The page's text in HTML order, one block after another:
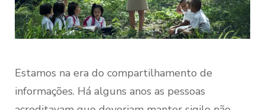
Estamos na era do compartilhamento de
informações. Há alguns anos as pessoas